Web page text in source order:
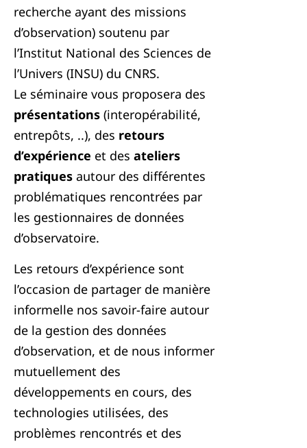
recherche ayant des missions
d’observation) soutenu par
l’Institut National des Sciences de
l’Univers (INSU) du CNRS.
Le séminaire vous proposera des
présentations (interopérabilité,
entrepôts, ..), des retours
d’expérience et des ateliers
pratiques autour des différentes
problématiques rencontrées par
les gestionnaires de données
d’observatoire.
Les retours d’expérience sont
l’occasion de partager de manière
informelle nos savoir-faire autour
de la gestion des données
d’observation, et de nous informer
mutuellement des
développements en cours, des
technologies utilisées, des
problèmes rencontrés et des